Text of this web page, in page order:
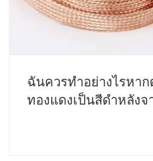
ฉันควรทำอย่างไรหา
ทองแดงเป็นสีดำหลังจ